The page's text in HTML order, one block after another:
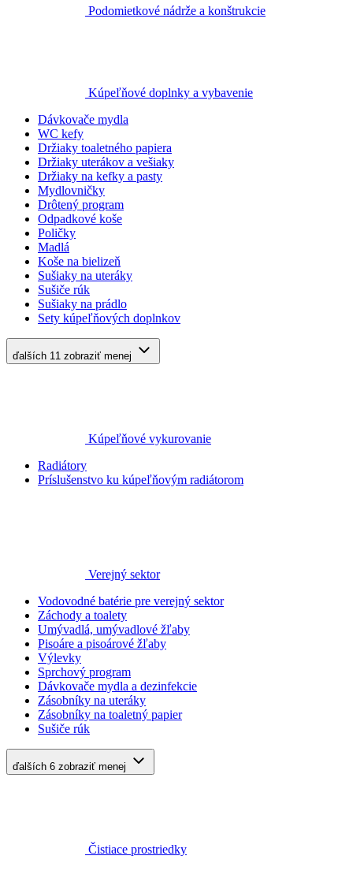
Podomietkové nádrže a konštrukcie
Kúpeľňové doplnky a vybavenie
Dávkovače mydla
WC kefy
Držiaky toaletného papiera
Držiaky uterákov a vešiaky
Držiaky na kefky a pasty
Mydlovničky
Drôtený program
Odpadkové koše
Poličky
Madlá
Koše na bielizeň
Sušiaky na uteráky
Sušiče rúk
Sušiaky na prádlo
Sety kúpeľňových doplnkov
ďalších 11 zobraziť menej
Kúpeľňové vykurovanie
Radiátory
Príslušenstvo ku kúpeľňovým radiátorom
Verejný sektor
Vodovodné batérie pre verejný sektor
Záchody a toalety
Umývadlá, umývadlové žľaby
Pisoáre a pisoárové žľaby
Výlevky
Sprchový program
Dávkovače mydla a dezinfekcie
Zásobníky na uteráky
Zásobníky na toaletný papier
Sušiče rúk
ďalších 6 zobraziť menej
Čistiace prostriedky